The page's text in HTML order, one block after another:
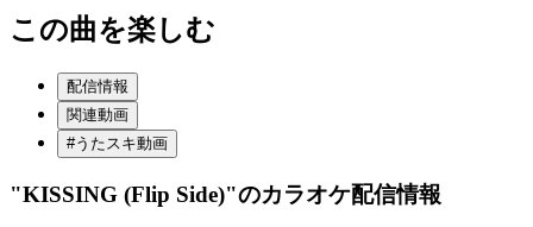
この曲を楽しむ
配信情報
関連動画
#うたスキ動画
"KISSING (Flip Side)"のカラオケ配信情報